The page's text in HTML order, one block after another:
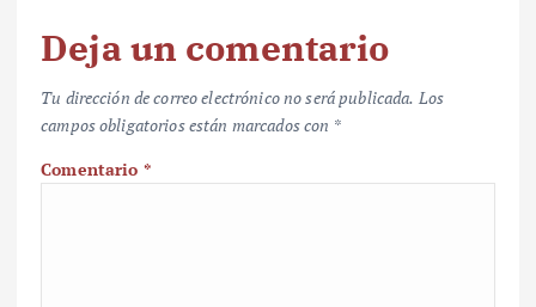
Deja un comentario
Tu dirección de correo electrónico no será publicada. Los
campos obligatorios están marcados con *
Comentario *